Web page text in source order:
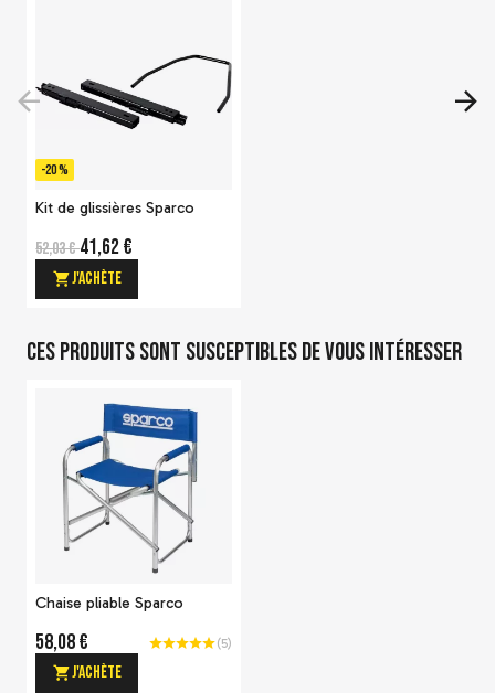
52,03 €
J'achète
-20 %
Kit de glissières Sparco
52,03 €41,62 €
J'achète
-20 %
Siège baquet Sparco Grid
J'achète
Ces produits sont susceptibles de vous intéresser
Chaise pliable Sparco
58,08 € (5)
J'achète